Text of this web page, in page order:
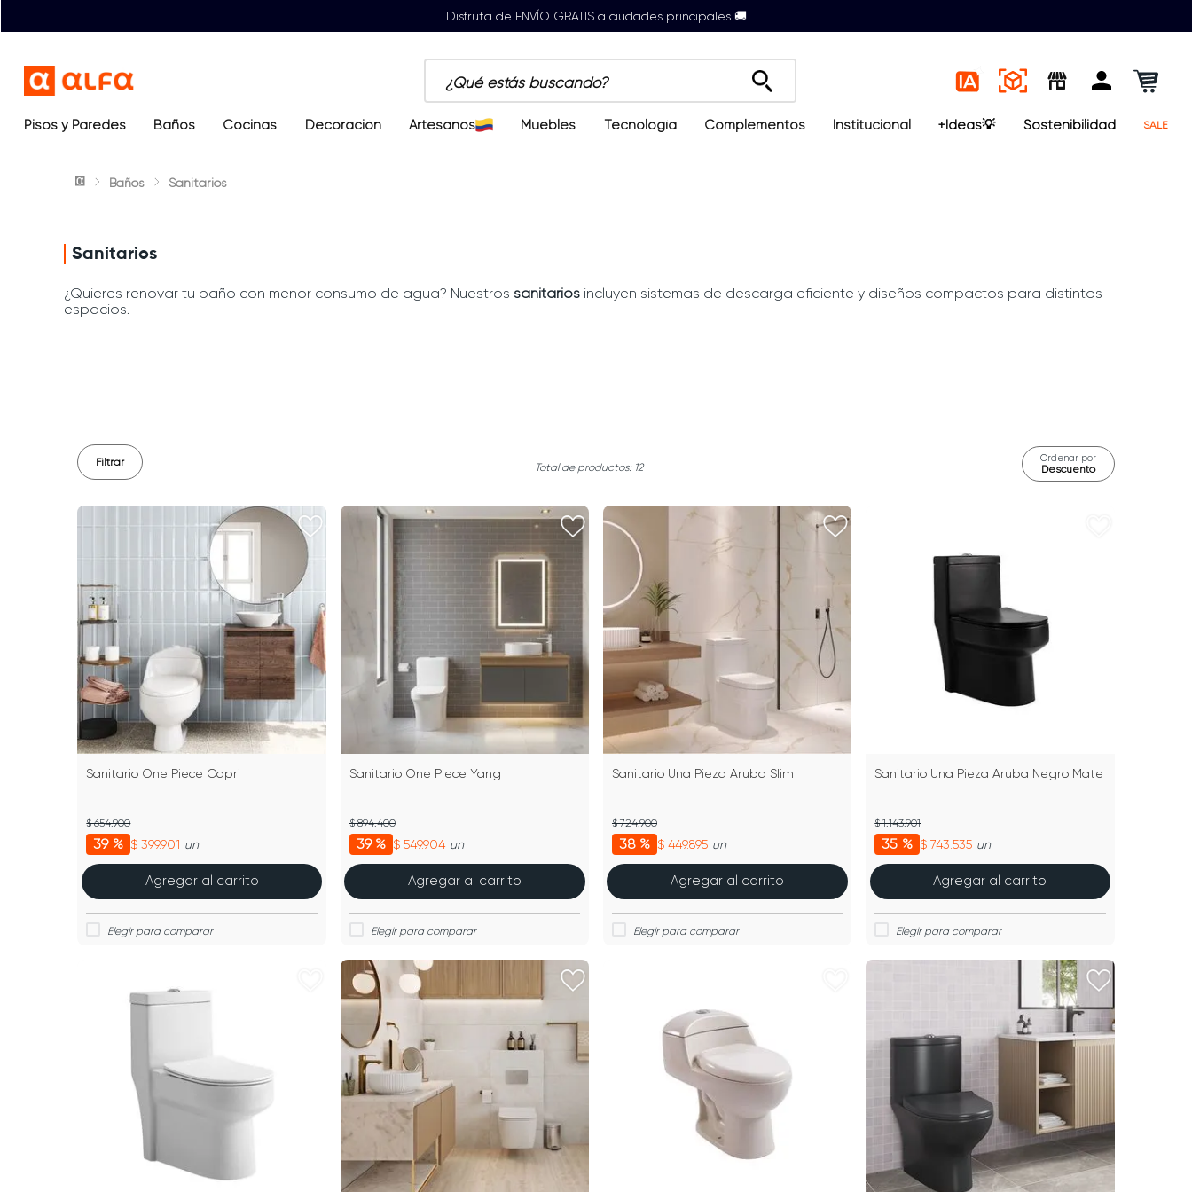
Disfruta de ENVÍO GRATIS a ciudades principales 🚚
¿Qué estás buscando?
Pisos y Paredes Baños Cocinas Decoración Artesanos Muebles Tecnología Complementos Institucional +Ideas💡 Sostenibilidad SALE
Baños Sanitarios
Sanitarios
¿Quieres renovar tu baño con menor consumo de agua? Nuestros sanitarios incluyen sistemas de descarga eficiente y diseños compactos para distintos
espacios.
Filtrar 12
Ordenar por
Descuento
Sanitario One Piece Capri
39 % $ 399.901
$ 654.900
un
Agregar al carrito
Sanitario One Piece Yang
39 % $ 549.904
$ 894.400
un
Agregar al carrito
Sanitario Una Pieza Aruba Slim
38 % $ 449.895
$ 724.900
un
Agregar al carrito
Sanitario Una Pieza Aruba Negro Mate
35 % $ 743.535
$ 1.143.901
un
Agregar al carrito
Términos más buscados
2.